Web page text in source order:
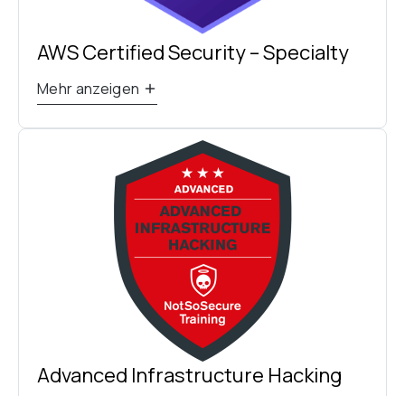
AWS Certified Security – Specialty
Mehr anzeigen
Advanced Infrastructure Hacking